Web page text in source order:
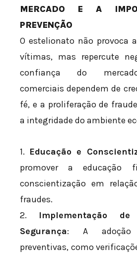
MERCADO E A
PREVENÇÃO
O estelionato não provoca
vítimas, mas repercute
confiança do
comerciais dependem de
fé, e a proliferação de
a integridade do ambiente
1. Educação e
promover a educação
conscientização em
fraudes.
2. Implementação
Segurança: A adoção
preventivas, como